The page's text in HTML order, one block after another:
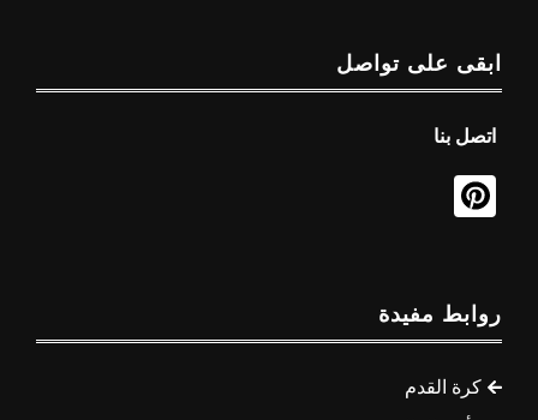
ابقى على تواصل
اتصل بنا
روابط مفيدة
كرة القدم